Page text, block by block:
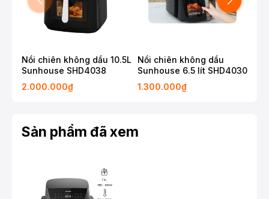
Nồi chiên không dầu 10.5L
Sunhouse SHD4038
2.000.000₫
Nồi chiên không dầu
Sunhouse 6.5 lít SHD4030
1.300.000₫
Sản phẩm đã xem